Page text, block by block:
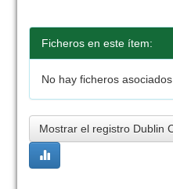
Ficheros en este ítem:
No hay ficheros
Mostrar el registro Dublin